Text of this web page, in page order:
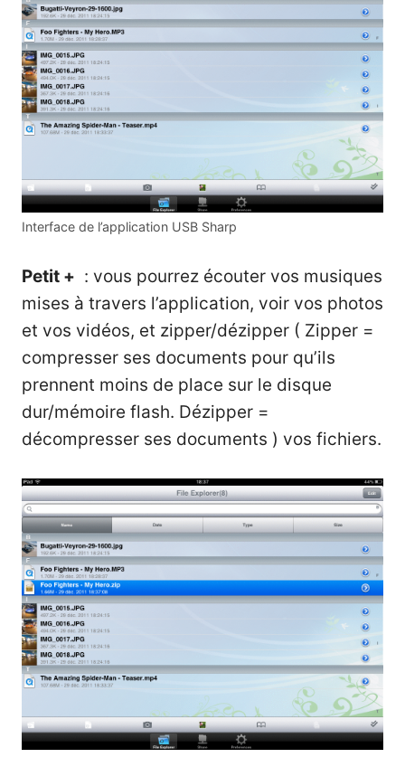
Interface de l’application USB Sharp
Petit + : vous pourrez écouter vos musiques
mises à travers l’application, voir vos photos
et vos vidéos, et zipper/dézipper ( Zipper =
compresser ses documents pour qu’ils
prennent moins de place sur le disque
dur/mémoire flash. Dézipper =
décompresser ses documents ) vos fichiers.